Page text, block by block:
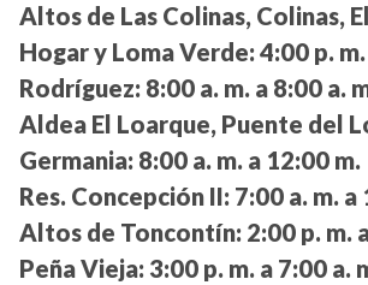
Altos de Las Colinas, Colinas,
Hogar y Loma Verde: 4:00 p.
Rodríguez: 8:00 a. m. a 8:00 a.
Aldea El Loarque, Puente del
Germania: 8:00 a. m. a 12:00 m.
Res. Concepción II: 7:00 a. m. a
Altos de Toncontín: 2:00 p. m.
Peña Vieja: 3:00 p. m. a 7:00 a.